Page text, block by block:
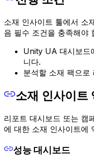
소재 인사이트 툴에서 소
음 필수 조건을 충족해야
Unity UA 대시보드
니다.
분석할 소재 팩으로
소재 인사이트
리포트 대시보드 또는 캠
에 대한 소재 인사이트에
성능 대시보드